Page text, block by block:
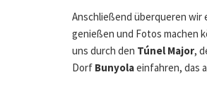
Anschließend überqueren wir
genießen und Fotos machen
uns durch den Túnel Major,
Dorf Bunyolaeinfahren, das